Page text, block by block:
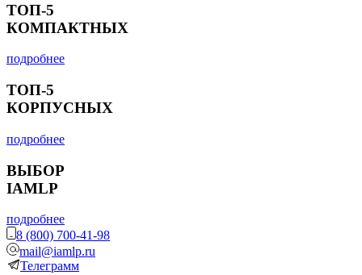
ТОП-5
КОМПАКТНЫХ
подробнее
ТОП-5
КОРПУСНЫХ
подробнее
ВЫБОР
IAMLP
подробнее
8 (800) 700-41-98
mail@iamlp.ru
Телеграмм